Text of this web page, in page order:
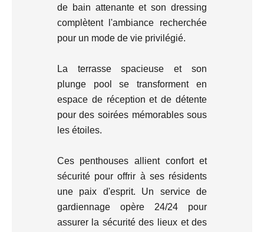
de bain attenante et son dressing
complètent l'ambiance recherchée
pour un mode de vie privilégié.
La terrasse spacieuse et son
plunge pool se transforment en
espace de réception et de détente
pour des soirées mémorables sous
les étoiles.
Ces penthouses allient confort et
sécurité pour offrir à ses résidents
une paix d'esprit. Un service de
gardiennage opère 24/24 pour
assurer la sécurité des lieux et des